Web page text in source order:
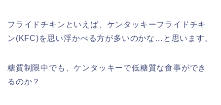
フライドチキンといえば、ケンタッキーフライドチキ
ン(KFC)を思い浮かべる方が多いのかな…と思います。
糖質制限中でも、ケンタッキーで低糖質な食事ができ
るのか？